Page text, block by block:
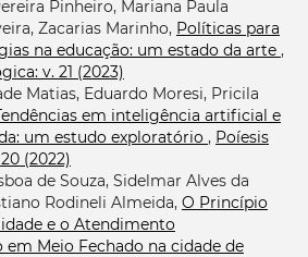
Pinheiro, Mariana Paula
Zacarias Marinho, Políticas para
na educação: um estado da arte ,
v. 21 (2023)
Matias, Eduardo Moresi, Pricila
em inteligência artificial e
um estudo exploratório , Poíesis
(2022)
de Souza, Sidelmar Alves da
Rodineli Almeida, O Princípio
e o Atendimento
Meio Fechado na cidade de